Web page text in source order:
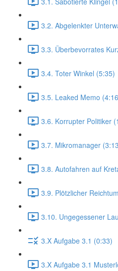
3.2. Abgelenkter
3.3. Überbevorrates
3.4. Toter Winkel (5:35)
3.5. Leaked Memo
3.6. Korrupter Politiker
3.7. Mikromanager
3.8. Autofahren auf
3.9. Plötzlicher
3.10. Ungegessener
3.X Aufgabe 3.1 (0:33)
3.X Aufgabe 3.1